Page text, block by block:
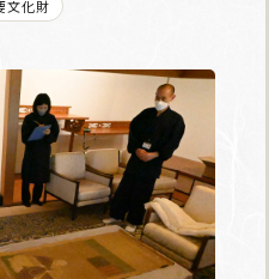
文化財